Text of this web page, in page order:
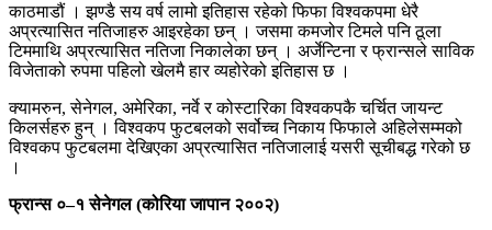
काठमाडौं । झण्डै सय वर्ष लामो इतिहास रहेको फिफा विश्वकपमा धेरै
अप्रत्यासित नतिजाहरु आइरहेका छन् । जसमा कमजोर टिमले पनि ठूला
टिममाथि अप्रत्यासित नतिजा निकालेका छन् । अर्जेन्टिना र फ्रान्सले साविक
विजेताको रुपमा पहिलो खेलमै हार व्यहोरेको इतिहास छ ।
क्यामरुन, सेनेगल, अमेरिका, नर्वे र कोस्टारिका विश्वकपकै चर्चित जायन्ट
किलर्सहरु हुन् । विश्वकप फुटबलको सर्वोच्च निकाय फिफाले अहिलेसम्मको
विश्वकप फुटबलमा देखिएका अप्रत्यासित नतिजालाई यसरी सूचीबद्ध गरेको छ
।
फ्रान्स ०–१ सेनेगल (कोरिया जापान २००२)